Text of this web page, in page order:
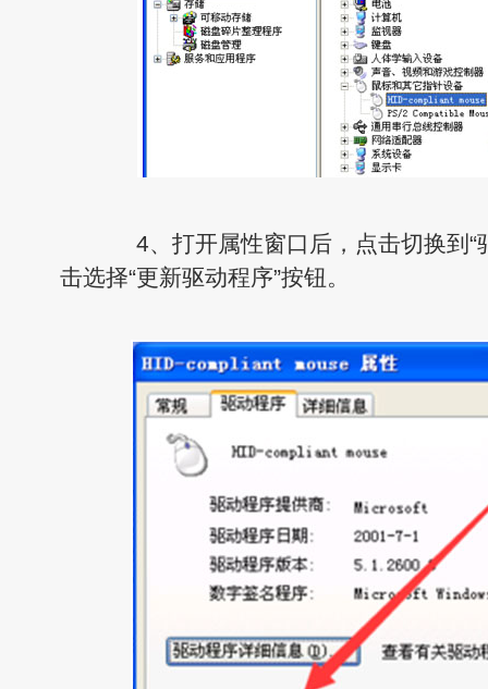
4、打开属性窗口后，点击切换到“
击选择“更新驱动程序”按钮。